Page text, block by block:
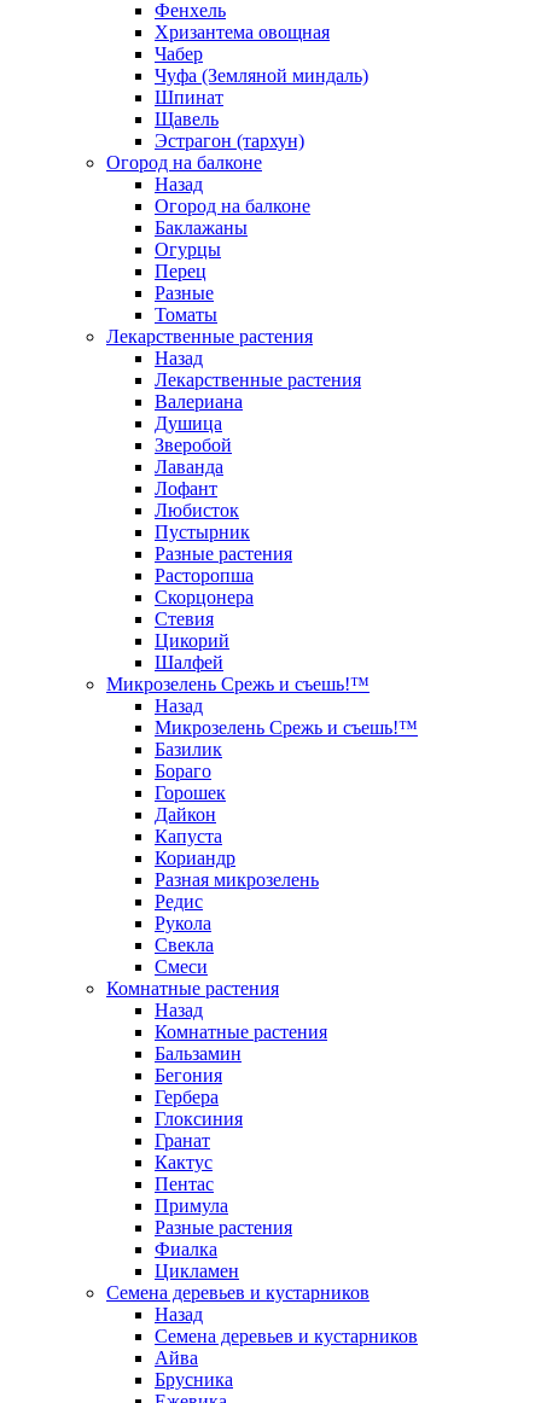
Фенхель
Хризантема овощная
Чабер
Чуфа (Земляной миндаль)
Шпинат
Щавель
Эстрагон (тархун)
Огород на балконе
Назад
Огород на балконе
Баклажаны
Огурцы
Перец
Разные
Томаты
Лекарственные растения
Назад
Лекарственные растения
Валериана
Душица
Зверобой
Лаванда
Лофант
Любисток
Пустырник
Разные растения
Расторопша
Скорцонера
Стевия
Цикорий
Шалфей
Микрозелень Срежь и съешь!™
Назад
Микрозелень Срежь и съешь!™
Базилик
Бораго
Горошек
Дайкон
Капуста
Кориандр
Разная микрозелень
Редис
Рукола
Свекла
Смеси
Комнатные растения
Назад
Комнатные растения
Бальзамин
Бегония
Гербера
Глоксиния
Гранат
Кактус
Пентас
Примула
Разные растения
Фиалка
Цикламен
Семена деревьев и кустарников
Назад
Семена деревьев и кустарников
Айва
Брусника